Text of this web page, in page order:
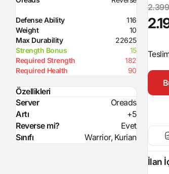
Defense Ability
116
Weight
10
Max Durability
22625
Strength Bonus
15
Required Strength
182
Required Health
90
Özellikleri
Server
Oreads
Artı
+5
Reverse mi?
Evet
Sınıfı
Warrior, Kurian
İlan